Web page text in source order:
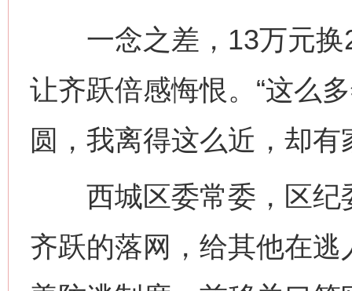
一念之差，13万元换
让齐跃倍感悔恨。“这么
圆，我离得这么近，却
西城区委常委，区纪
齐跃的落网，给其他在逃
网上购药对药下症？